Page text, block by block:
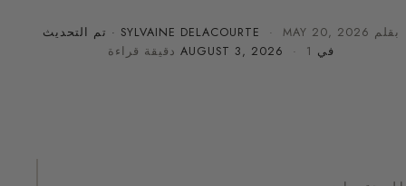
بقلم SYLVAINE DELACOURTE ·MAY 20, 2026
· تم التحديث
في
AUGUST 3, 2026 · 1 دقيقة قراءة